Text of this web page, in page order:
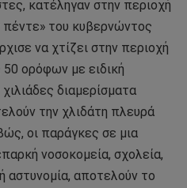
κατέληγαν στην περιοχή
του κυβερνώντος
να χτίζει στην περιοχή
ορόφων με ειδική
διαμερίσματα
την χλιδάτη πλευρά
οι παράγκες σε μια
νοσοκομεία, σχολεία,
αστυνομία, αποτελούν το